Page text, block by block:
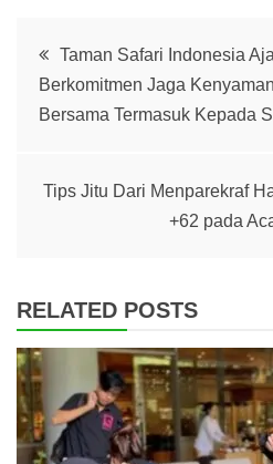
Post
navigation
Taman Safari Indonesia
Berkomitmen Jaga
Bersama Termasuk Kepada
Tips Jitu Dari Menparekraf
+62 pada
RELATED POSTS